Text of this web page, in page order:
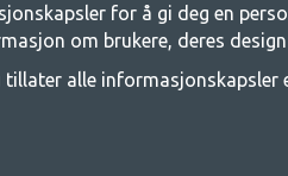
veldig gode priser på familietelt,
for å gi deg en
om brukere, deres design
tillater alle informasjonskapsler